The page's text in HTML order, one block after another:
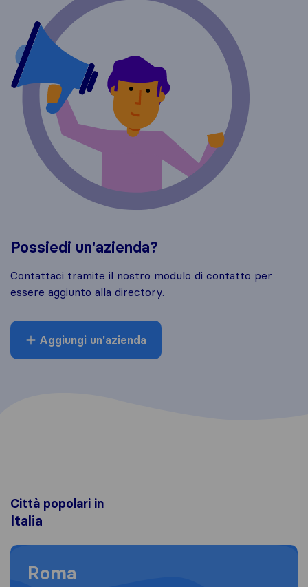
Possiedi un'azienda?
Contattaci tramite il nostro modulo di contatto per
essere aggiunto alla directory.
Aggiungi un'azienda
Città popolari in
Italia
Moving to Roma
Roma